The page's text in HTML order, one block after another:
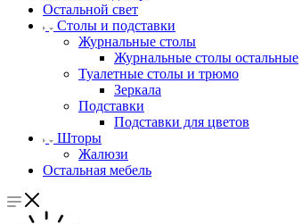
Остальной свет
Столы и подставки
Журнальные столы
Журнальные столы остальные
Туалетные столы и трюмо
Зеркала
Подставки
Подставки для цветов
Шторы
Жалюзи
Остальная мебель